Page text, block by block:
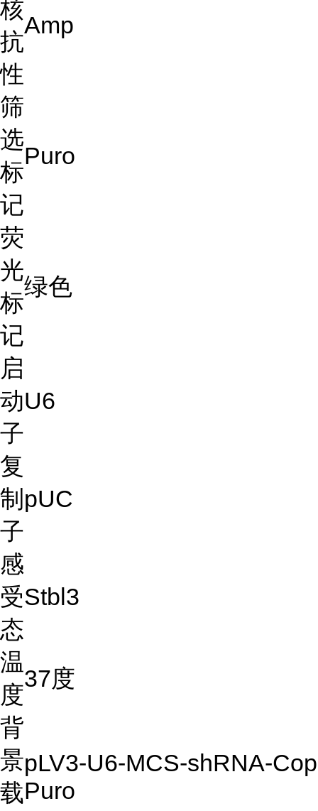
核
抗
性
Amp
筛
选
标
记
Puro
荧
光
标
记
绿色
启
动
子
U6
复
制
子
pUC
感
受
态
Stbl3
温
度
37度
背
景
载
pLV3-U6-MCS-shRNA-
Puro